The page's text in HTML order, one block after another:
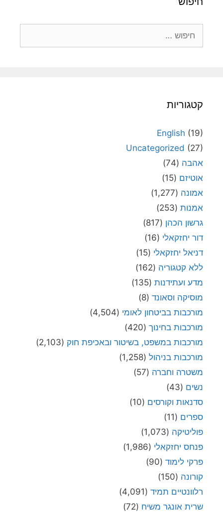
קטגוריות
English (19)
Uncategorized (27)
אהבה (74)
אוטיזם (15)
אמונה (1,277)
אמנות (253)
גרשון הכהן (817)
דור יחזקאלי (16)
דניאל יחזקאלי (15)
ללא קטגוריה (162)
מדע ועתידנות (135)
מוסיקה וסאונד (8)
מורכבות בביטחון לאומי (4,504)
מורכבות בחינוך (420)
מורכבות במשפט, בשיטור ובאכיפת חוק (2,103)
מורכבות בניהול (1,258)
משטרה וחברה (57)
נשים (43)
סדנאות וקורסים (10)
ספרים (11)
פוליטיקה (1,073)
פנחס יחזקאלי (1,986)
פרקי לימוד (90)
קורונה (150)
רלוונטיים תמיד (4,091)
שרית אונגר משיח (72)